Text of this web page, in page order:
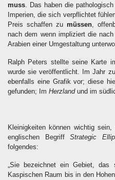
muss. Das haben die
Imperien, die sich verpflichtet
Preis schaffen zu müssen,
nach dem wenn impliziert die
Arabien einer Umgestaltung
Ralph Peters stellte seine Karte
wurde sie veröffentlicht. Im Jahr
ebenfalls eine Grafik vor; diese
gefunden; Im Herzlandund im
Kleinigkeiten können wichtig
englischen BegriffStrategic
folgendes:
„Sie bezeichnet ein Gebiet, das
Kaspischen Raum bis in den